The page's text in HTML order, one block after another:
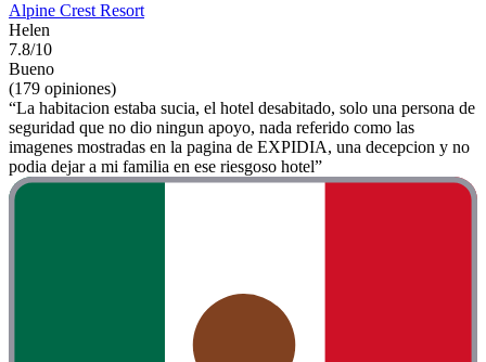
Alpine Crest Resort
Helen
7.8/10
Bueno
(179 opiniones)
“La habitacion estaba sucia, el hotel desabitado, solo una persona de
seguridad que no dio ningun apoyo, nada referido como las
imagenes mostradas en la pagina de EXPIDIA, una decepcion y no
podia dejar a mi familia en ese riesgoso hotel”